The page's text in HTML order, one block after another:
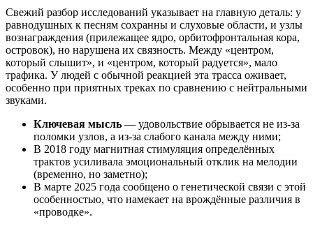
Свежий разбор исследований указывает на главную деталь: у
равнодушных к песням сохранны и слуховые области, и узлы
вознаграждения (прилежащее ядро, орбитофронтальная кора,
островок), но нарушена их связность. Между «центром,
который слышит», и «центром, который радуется», мало
трафика. У людей с обычной реакцией эта трасса оживает,
особенно при приятных треках по сравнению с нейтральными
звуками.
Ключевая мысль — удовольствие обрывается не из‑за
поломки узлов, а из‑за слабого канала между ними;
В 2018 году магнитная стимуляция определённых
трактов усиливала эмоциональный отклик на мелодии
(временно, но заметно);
В марте 2025 года сообщено о генетической связи с этой
особенностью, что намекает на врождённые различия в
«проводке».